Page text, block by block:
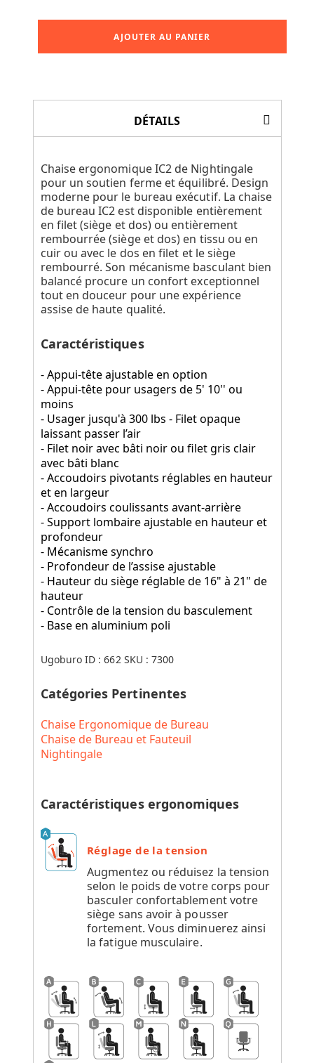
AJOUTER AU PANIER
DÉTAILS
Chaise ergonomique IC2 de Nightingale
pour un soutien ferme et équilibré. Design
moderne pour le bureau exécutif. La chaise
de bureau IC2 est disponible entièrement
en filet (siège et dos) ou entièrement
rembourrée (siège et dos) en tissu ou en
cuir ou avec le dos en filet et le siège
rembourré. Son mécanisme basculant bien
balancé procure un confort exceptionnel
tout en douceur pour une expérience
assise de haute qualité.
Caractéristiques
- Appui-tête ajustable en option
- Appui-tête pour usagers de 5' 10'' ou
moins
- Usager jusqu'à 300 lbs - Filet opaque
laissant passer l’air
- Filet noir avec bâti noir ou filet gris clair
avec bâti blanc
- Accoudoirs pivotants réglables en hauteur
et en largeur
- Accoudoirs coulissants avant-arrière
- Support lombaire ajustable en hauteur et
profondeur
- Mécanisme synchro
- Profondeur de l’assise ajustable
- Hauteur du siège réglable de 16" à 21" de
hauteur
- Contrôle de la tension du basculement
- Base en aluminium poli
Ugoburo ID :662 SKU :7300
Catégories Pertinentes
Chaise Ergonomique de Bureau
Chaise de Bureau et Fauteuil
Nightingale
Caractéristiques ergonomiques
Réglage de la tension
Augmentez ou réduisez la tension
selon le poids de votre corps pour
basculer confortablement votre
siège sans avoir à pousser
fortement. Vous diminuerez ainsi
la fatigue musculaire.